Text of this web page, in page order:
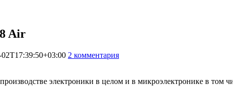
Air
2 комментария
электроники в целом и в микроэлектронике в том